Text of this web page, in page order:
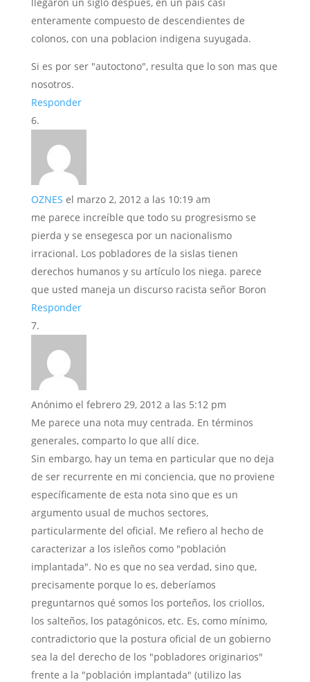
enteramente compuesto de descendientes de
colonos, con una poblacion indigena suyugada.
Si es por ser "autoctono", resulta que lo son mas que
nosotros.
Responder
OZNES el marzo 2, 2012 a las 10:19 am
me parece increíble que todo su progresismo se
pierda y se ensegesca por un nacionalismo
irracional. Los pobladores de la sislas tienen
derechos humanos y su artículo los niega. parece
que usted maneja un discurso racista señor Boron
Responder
Anónimo el febrero 29, 2012 a las 5:12 pm
Me parece una nota muy centrada. En términos
generales, comparto lo que allí dice.
Sin embargo, hay un tema en particular que no deja
de ser recurrente en mi conciencia, que no proviene
específicamente de esta nota sino que es un
argumento usual de muchos sectores,
particularmente del oficial. Me refiero al hecho de
caracterizar a los isleños como "población
implantada". No es que no sea verdad, sino que,
precisamente porque lo es, deberíamos
preguntarnos qué somos los porteños, los criollos,
los salteños, los patagónicos, etc. Es, como mínimo,
contradictorio que la postura oficial de un gobierno
sea la del derecho de los "pobladores originarios"
frente a la "población implantada" (utilizo las